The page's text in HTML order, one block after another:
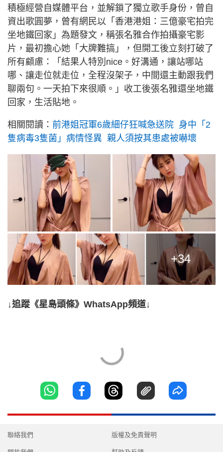
積極經營自媒體平台，並解鎖了獨立歌手身份，曾自
資出歌圓夢，曾有網民以「香港港姐：三億豪宅拍完
坐地鐵回家」為題發文，稱張名雅合作拍攝豪宅影
片，最初擔心她「大牌難搞」，但開工後立刻打破了
所有顧慮：「結果人特別nice。好溝通，讓站哪站
哪、讓走位就走位，全程沒架子，中間還主動跟我們
聊兩句。一天拍下來很順。」收工後張名雅還坐地鐵
回家，生活貼地。
相關閱讀： 前港姐冠軍6歲細仔狂喊急送院 身中「2
隻病毒3隻菌」病情怪異 親人須按其患處被嚇壞
+34
↓追蹤《星島頭條》WhatsApp頻道↓
聯絡我們 版權及免責聲明